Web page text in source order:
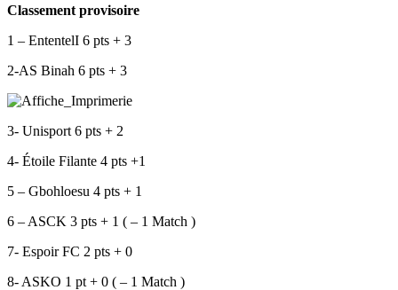
Classement provisoire
1 – EntentelI 6 pts + 3
2-AS Binah 6 pts + 3
3- Unisport 6 pts + 2
4- Étoile Filante 4 pts +1
5 – Gbohloesu 4 pts + 1
6 – ASCK 3 pts + 1 ( – 1 Match )
7- Espoir FC 2 pts + 0
8- ASKO 1 pt + 0 ( – 1 Match )